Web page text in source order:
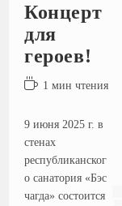
Концерт
для
героев!
1 мин чтения
9 июня 2025 г. в
стенах
республиканског
о санатория «Бэс
чагда» состоится